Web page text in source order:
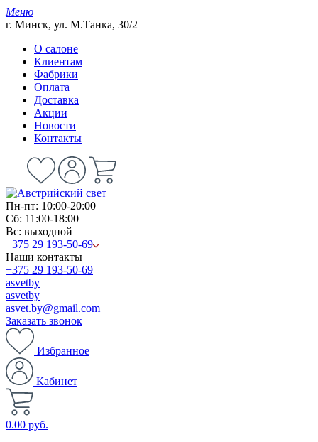
Меню
г. Минск, ул. М.Танка, 30/2
О салоне
Клиентам
Фабрики
Оплата
Доставка
Акции
Новости
Контакты
Пн-пт: 10:00-20:00
Сб: 11:00-18:00
Вс: выходной
+375 29 193-50-69
Наши контакты
+375 29 193-50-69
asvetby
asvetby
asvet.by@gmail.com
Заказать звонок
Избранное
Кабинет
0.00 руб.